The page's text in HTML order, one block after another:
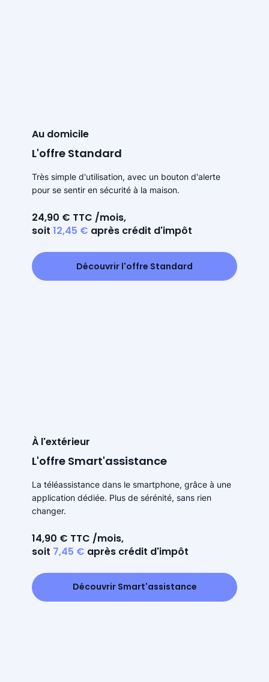
Au domicile
L'offre Standard
Très simple d'utilisation, avec un bouton d'alerte
pour se sentir en sécurité à la maison.
24,90 € TTC /mois,
soit 12,45 € après crédit d'impôt
Découvrir l'offre Standard
À l'extérieur
L'offre Smart'assistance
La téléassistance dans le smartphone, grâce à une
application dédiée. Plus de sérénité, sans rien
changer.
14,90 € TTC /mois,
soit 7,45 € après crédit d'impôt
Découvrir Smart'assistance